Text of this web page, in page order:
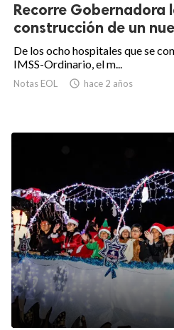
Recorre Gobernadora
construcción de un
De los ocho hospitales que se
IMSS-Ordinario, el m...
Notas EOL  hace 2 años